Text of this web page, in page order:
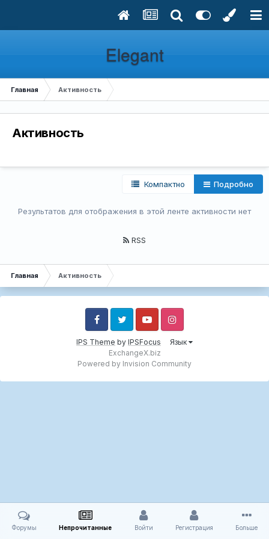
Elegant
Главная Активность
Активность
Компактно Подробно
Результатов для отображения в этой ленте активности нет
RSS
Главная Активность
IPS Theme by IPSFocus Язык
FacebookTwitter YoutubeInstagram
ExchangeX.biz
Powered by Invision Community
Форумы Непрочитанные Войти Регистрация Больше